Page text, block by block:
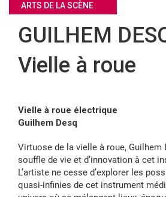
ARTS DE LA SCÈNE
GUILHEM
Vielle à roue
Vielle à roue électrique
Guilhem Desq
Virtuose de la vielle à roue, Guilhem
souffle de vie et d’innovation à cet
L’artiste ne cesse d’explorer les
quasi-infinies de cet instrument